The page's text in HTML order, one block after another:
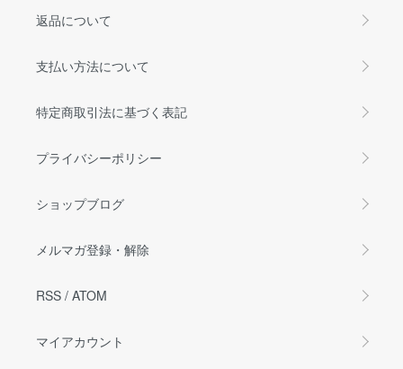
返品について
支払い方法について
特定商取引法に基づく表記
プライバシーポリシー
ショップブログ
メルマガ登録・解除
RSS / ATOM
マイアカウント